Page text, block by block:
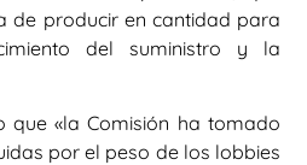
de producir en cantidad para
del suministro y la
que «la Comisión ha tomado
por el peso de los lobbies